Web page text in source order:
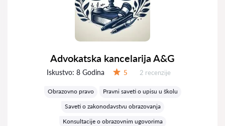
Advokatska kancelarija A&G
Iskustvo: 8 Godina 5 Recenzija:
2 recenzije
Obrazovno pravo
Pravni saveti o upisu u školu
Saveti o zakonodavstvu obrazovanja
Konsultacije o obrazovnim ugovorima